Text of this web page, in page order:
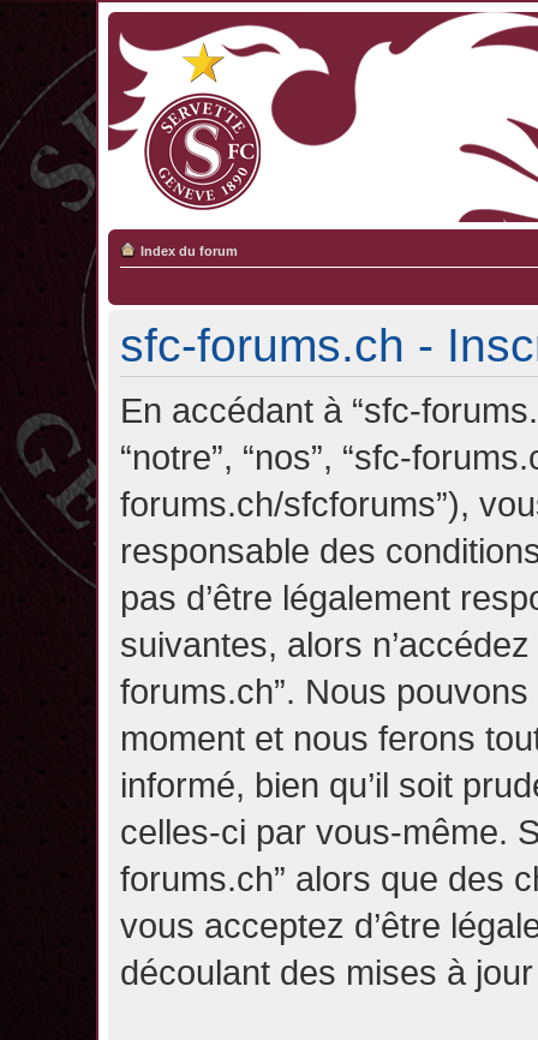
Index du forum
sfc-forums.ch -
En accédant à “sfc-
“notre”, “nos”, “sfc-
forums.ch/sfcforums”),
responsable des
pas d’être légalement
suivantes, alors
forums.ch”. Nous
moment et nous ferons
informé, bien qu’il soit
celles-ci par vous-même.
forums.ch” alors que des
vous acceptez d’être
découlant des mises à